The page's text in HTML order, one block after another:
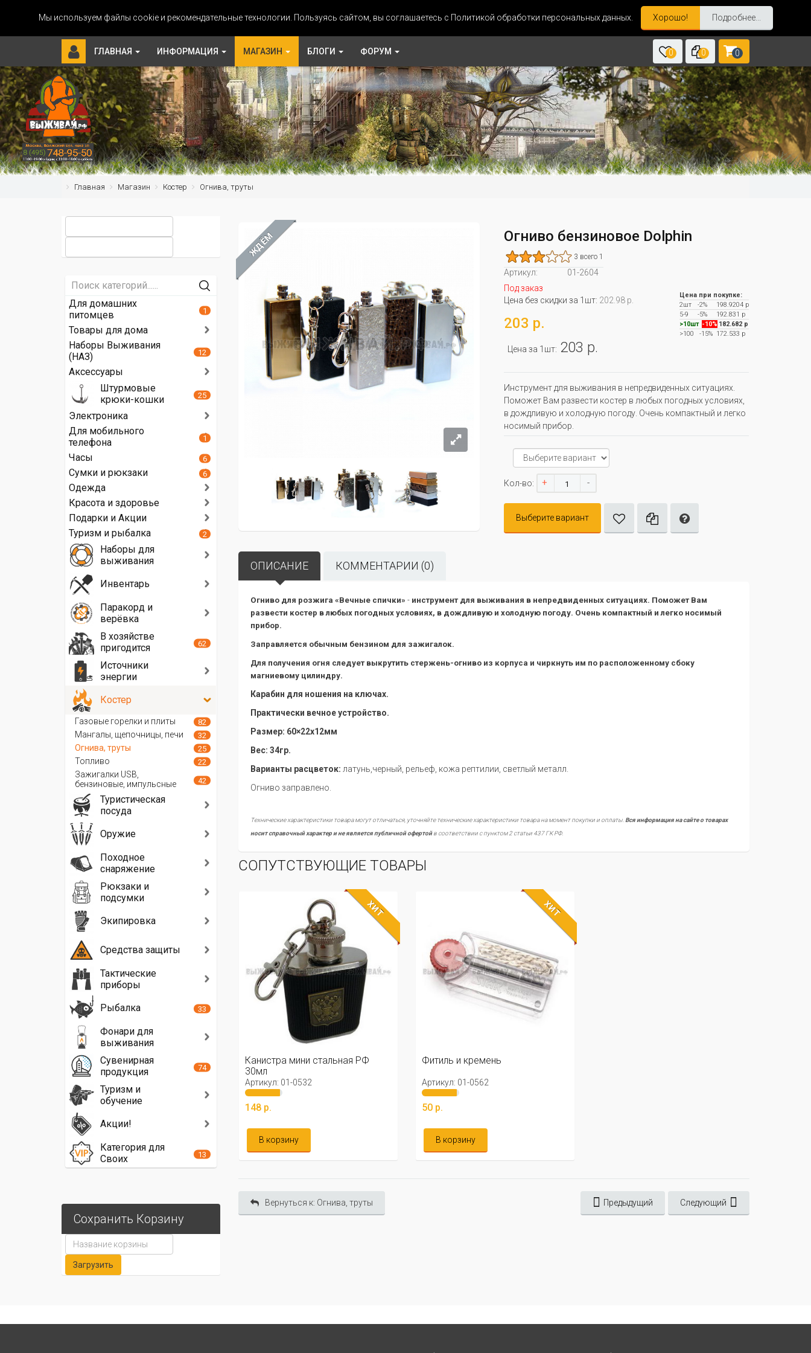
Мы используем файлы cookie и рекомендательные технологии. Пользуясь сайтом, вы соглашаетесь с Политикой обработки персональных данных. Хорошо! Подробнее...
ГЛАВНАЯ ИНФОРМАЦИЯ МАГАЗИН БЛОГИ ФОРУМ 0 0 0
Главная Магазин Костер Огнива, труты
ЖДЁМ Огниво бензиновое Dolphin
3 всего 1
Артикул:
01-2604
Под заказ
Цена без скидки за 1шт: 202.98 р.
203 р.
Цена за 1шт: 203 р.
Цена при покупке:
2шт
-2%
198.9204 р
5-9
-5%
192.831 р
>10шт -10% 182.682 р
>100
-15%172.533 р
Инструмент для выживания в непредвиденных ситуациях.
Поможет Вам развести костер в любых погодных условиях,
в дождливую и холодную погоду. Очень компактный и легко
носимый прибор.
Кол-во: + -
Выберите вариант
ОПИСАНИЕ КОММЕНТАРИИ (0)
Огниво для розжига «Вечные спички» - инструмент для выживания в непредвиденных ситуациях. Поможет Вам
развести костер в любых погодных условиях, в дождливую и холодную погоду. Очень компактный и легко носимый
прибор.
Заправляется обычным бензином для зажигалок.
Для получения огня следует выкрутить стержень-огниво из корпуса и чиркнуть им по расположенному сбоку
магниевому цилиндру.
Карабин для ношения на ключах.
Практически вечное устройство.
Размер: 60×22х12мм
Вес: 34гр.
Варианты расцветок: латунь,черный, рельеф, кожа рептилии, светлый металл.
Огниво заправлено.
Технические характеристики товара могут отличаться, уточняйте технические характеристики товара на момент покупки и оплаты.Вся информация на сайте о товарах
носит справочный характер и не является публичной офертойв соответствии с пунктом 2 статьи 437 ГК РФ.
СОПУТСТВУЮЩИЕ ТОВАРЫ
ХИТ
Канистра мини стальная РФ
30мл
Артикул: 01-0532
148 р.
В корзину
ХИТ
Фитиль и кремень
Артикул: 01-0562
50 р.
В корзину
Вернуться к: Огнива, труты Предыдущий Следующий
Для домашних
питомцев
1
Товары для дома
Наборы Выживания
(НАЗ)
12
Аксессуары
Штурмовые
крюки-кошки
25
Электроника
Для мобильного
телефона
1
Часы 6
Сумки и рюкзаки 6
Одежда
Красота и здоровье
Подарки и Акции
Туризм и рыбалка
2
Наборы для
выживания
Инвентарь
Паракорд и
верёвка
В хозяйстве
пригодится
62
Источники
энергии
Костер
Газовые горелки и плиты 82
Мангалы, щепочницы, печи 32
Огнива, труты 25
Топливо 22
Зажигалки USB,
бензиновые, импульсные
42
Туристическая
посуда
Оружие
Походное
снаряжение
Рюкзаки и
подсумки
Экипировка
Средства защиты
Тактические
приборы
Рыбалка
33
Фонари для
выживания
Сувенирная
продукция
74
Туризм и
обучение
Акции!
Категория для
Своих
13
Сохранить Корзину